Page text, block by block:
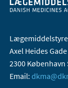
Axel Heides Gade
2300 København
Email: